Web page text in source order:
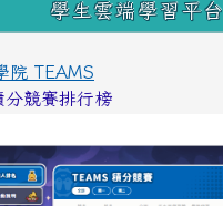
學生雲端學習平台
院 TEAMS
分競賽排行榜